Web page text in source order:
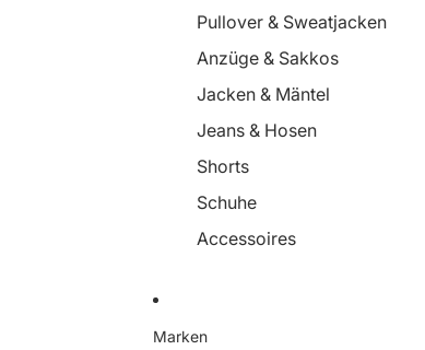
Pullover & Sweatjacken
Anzüge & Sakkos
Jacken & Mäntel
Jeans & Hosen
Shorts
Schuhe
Accessoires
Marken